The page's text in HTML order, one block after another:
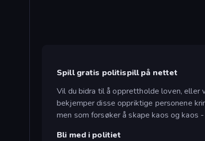
Spill gratis politispill på nettet
Vil du bidra til å opprettholde loven,
bekjemper disse oppriktige personene
men som forsøker å skape kaos og kaos
Bli med i politiet